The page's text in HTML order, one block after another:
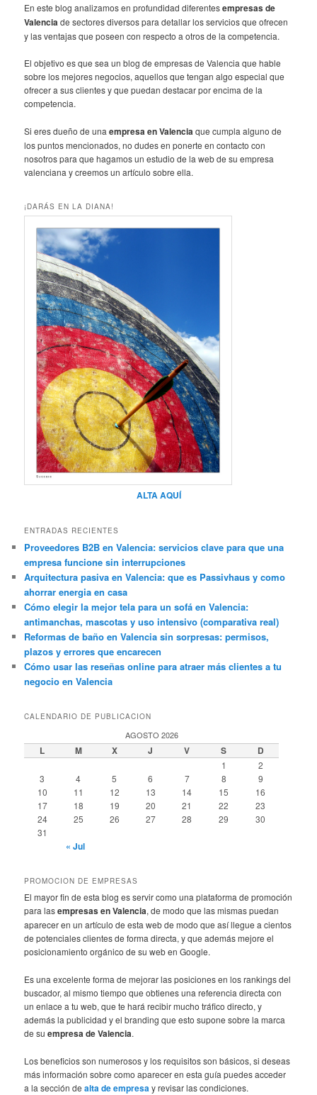
En este blog analizamos en profundidad diferentesempresas de
Valenciade sectores diversos para detallar los servicios que ofrecen
y las ventajas que poseen con respecto a otros de la competencia.
El objetivo es que sea un blog de empresas de Valencia que hable
sobre los mejores negocios, aquellos que tengan algo especial que
ofrecer a sus clientes y que puedan destacar por encima de la
competencia.
Si eres dueño de unaempresa en Valenciaque cumpla alguno de
los puntos mencionados, no dudes en ponerte en contacto con
nosotros para que hagamos un estudio de la web de su empresa
valenciana y creemos un artículo sobre ella.
¡DARÁS EN LA DIANA!
ALTA AQUÍ
ENTRADAS RECIENTES
Proveedores B2B en Valencia: servicios clave para que una
empresa funcione sin interrupciones
Arquitectura pasiva en Valencia: que es Passivhaus y como
ahorrar energia en casa
Cómo elegir la mejor tela para un sofá en Valencia:
antimanchas, mascotas y uso intensivo (comparativa real)
Reformas de baño en Valencia sin sorpresas: permisos,
plazos y errores que encarecen
Cómo usar las reseñas online para atraer más clientes a tu
negocio en Valencia
CALENDARIO DE PUBLICACION
AGOSTO 2026
L M X J V S D
1
2
3
4 5 6 7 8
9
10
11 12 13 14 15
16
17
18 19 20 21 22
23
24
25 26 27 28 29
30
31
« Jul
PROMOCION DE EMPRESAS
El mayor fin de esta blog es servir como una plataforma de promoción
para lasempresas en Valencia, de modo que las mismas puedan
aparecer en un artículo de esta web de modo que así llegue a cientos
de potenciales clientes de forma directa, y que además mejore el
posicionamiento orgánico de su web en Google.
Es una excelente forma de mejorar las posiciones en los rankings del
buscador, al mismo tiempo que obtienes una referencia directa con
un enlace a tu web, que te hará recibir mucho tráfico directo, y
además la publicidad y el branding que esto supone sobre la marca
de suempresa de Valencia.
Los beneficios son numerosos y los requisitos son básicos, si deseas
más información sobre como aparecer en esta guía puedes acceder
a la sección dealta de empresay revisar las condiciones.